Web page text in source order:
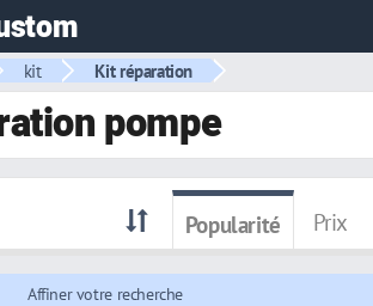
kit Kit réparation
pompe
Popularité Prix
Affiner votre recherche